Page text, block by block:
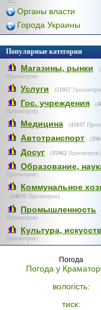
Органы власти
Города Украины
Популярные категории
Магазины, рынки (
Просмотров)
Услуги (51957
Гос. учреждения (
Просмотров)
Медицина (41037
Автотранспорт (
Досуг (35962 Просмотров)
Образование,
Просмотров)
Коммунальное
(34078 Просмотров)
Промышленность
Просмотров)
Культура,
Просмотров)
Погода
Погода у
вологість:
тиск: